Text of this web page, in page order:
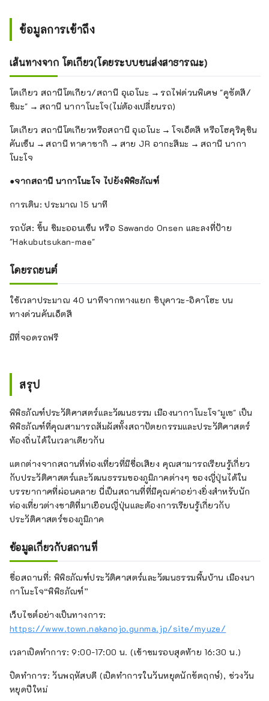
ข้อมูลการเข้าถึง
เส้นทางจาก โตเกียว(โดยระบบขนส่งสาธารณะ)
โตเกียว สถานีโตเกียว/สถานี อุเอโนะ → รถไฟด่วนพิเศษ "คูซัตสึ/
ชิมะ" → สถานี นากาโนะโจ(ไม่ต้องเปลี่ยนรถ)
โตเกียว สถานีโตเกียวหรือสถานี อุเอโนะ → โจเอ็ตสึ หรือโฮคุริคุชิน
คันเซ็น → สถานี ทาคาซากิ → สาย JR อากะสึมะ → สถานี นากา
โนะโจ
●จากสถานี นากาโนะโจ ไปยังพิพิธภัณฑ์
การเดิน: ประมาณ 15 นาที
รถบัส: ขึ้น ชิมะออนเซ็น หรือ Sawando Onsen และลงที่ป้าย
"Hakubutsukan-mae"
โดยรถยนต์
ใช้เวลาประมาณ 40 นาทีจากทางแยก ชิบุคาวะ-อิคาโฮะ บน
ทางด่วนคันเอ็ตสึ
มีที่จอดรถฟรี
สรุป
พิพิธภัณฑ์ประวัติศาสตร์และวัฒนธรรม เมืองนากาโนะโจ"มูเซ" เป็น
พิพิธภัณฑ์ที่คุณสามารถสัมผัสทั้งสถาปัตยกรรมและประวัติศาสตร์
ท้องถิ่นได้ในเวลาเดียวกัน
แตกต่างจากสถานที่ท่องเที่ยวที่มีชื่อเสียง คุณสามารถเรียนรู้เกี่ยว
กับประวัติศาสตร์และวัฒนธรรมของภูมิภาคต่างๆ ของญี่ปุ่นได้ใน
บรรยากาศที่ผ่อนคลาย นี่เป็นสถานที่ที่มีคุณค่าอย่างยิ่งสำหรับนัก
ท่องเที่ยวต่างชาติที่มาเยือนญี่ปุ่นและต้องการเรียนรู้เกี่ยวกับ
ประวัติศาสตร์ของภูมิภาค
ข้อมูลเกี่ยวกับสถานที่
ชื่อสถานที่: พิพิธภัณฑ์ประวัติศาสตร์และวัฒนธรรมพื้นบ้าน เมืองนา
กาโนะโจ“พิพิธภัณฑ์”
เว็บไซต์อย่างเป็นทางการ:
https://www.town.nakanojo.gunma.jp/site/myuze/
เวลาเปิดทำการ: 9:00-17:00 น. (เข้าชมรอบสุดท้าย 16:30 น.)
ปิดทำการ: วันพฤหัสบดี (เปิดทำการในวันหยุดนักขัตฤกษ์), ช่วงวัน
หยุดปีใหม่